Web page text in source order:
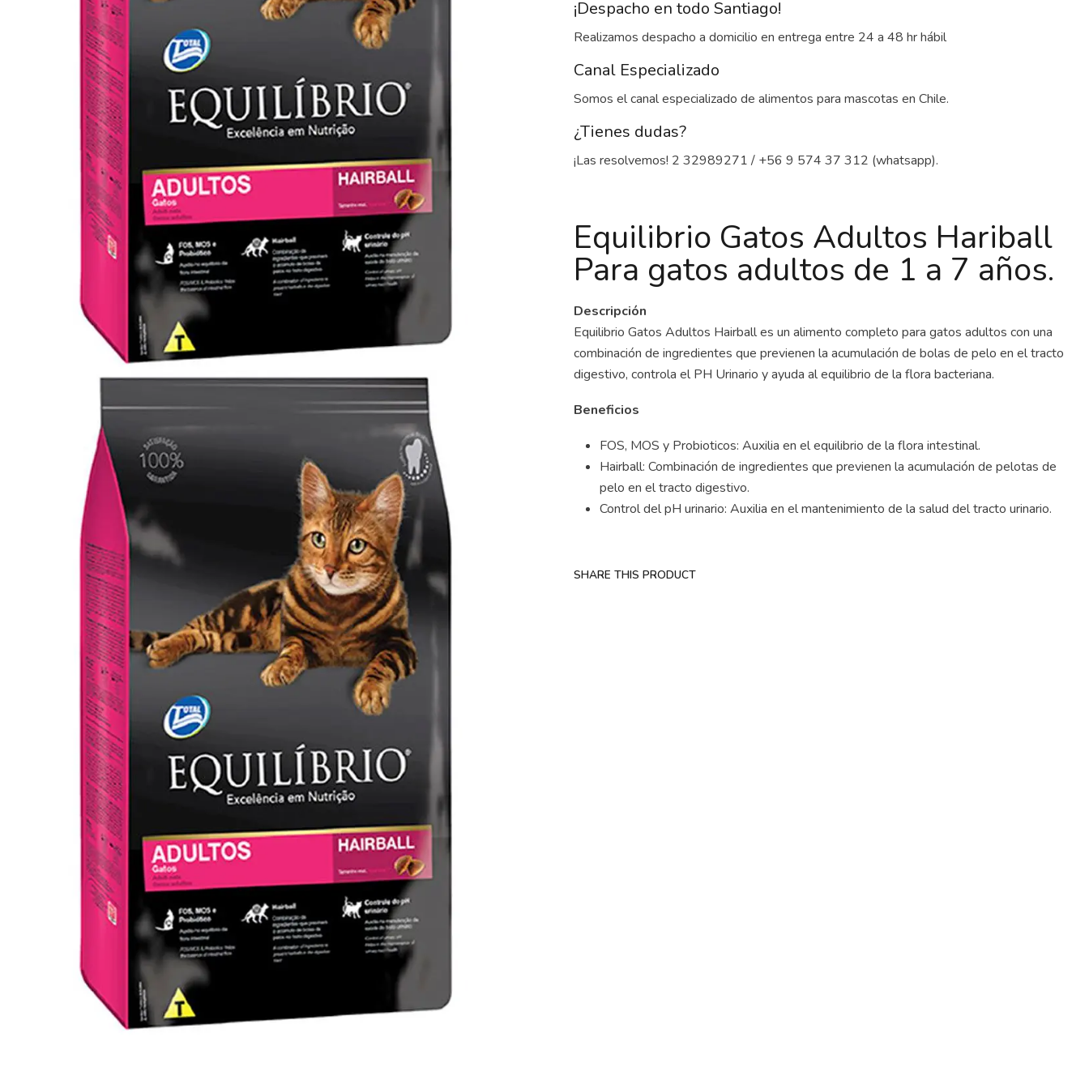
¡Despacho en todo Santiago!
Realizamos despacho a domicilio en entrega entre 24 a 48 hr hábil
Canal Especializado
Somos el canal especializado de alimentos para mascotas en Chile.
¿Tienes dudas?
¡Las resolvemos! 2 32989271 / +56 9 574 37 312 (whatsapp).
Equilibrio Gatos Adultos Hariball
Para gatos adultos de 1 a 7 años.
Descripción
Equilibrio Gatos Adultos Hairball es un alimento completo para gatos adultos con una
combinación de ingredientes que previenen la acumulación de bolas de pelo en el tracto
digestivo, controla el PH Urinario y ayuda al equilibrio de la flora bacteriana.
Beneficios
FOS, MOS y Probioticos: Auxilia en el equilibrio de la ­flora intestinal.
Hairball: Combinación de ingredientes que previenen la acumulación de pelotas de
pelo en el tracto digestivo.
Control del pH urinario: Auxilia en el mantenimiento de la salud del tracto urinario.
SHARE THIS PRODUCT